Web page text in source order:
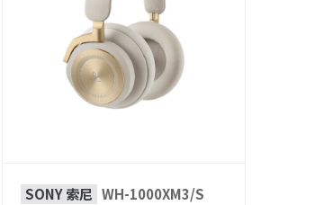
SONY 索尼 WH-1000XM3/S